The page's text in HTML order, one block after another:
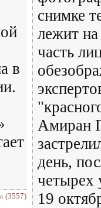
в
(3557)
снимке
лежит
часть
Амиран
день,
четырех
19